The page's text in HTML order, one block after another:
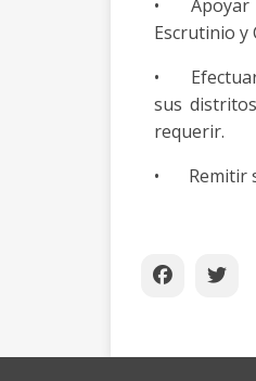
•
Apoyar
Escrutinio y
•
sus
requerir.
•
Remitir